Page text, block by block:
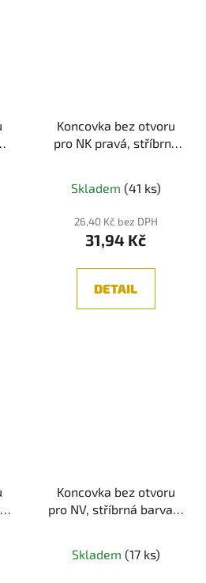
Koncovka bez otvoru
pro NK pravá, stříbrná
Skladem (41 ks)
26,40 Kč bez DPH
31,94 Kč
DETAIL
1
Koncovka bez otvoru
pro NV, stříbrná barva, 1
Skladem (17 ks)